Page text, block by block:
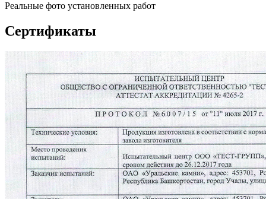
Реальные фото установленных работ
Сертификаты